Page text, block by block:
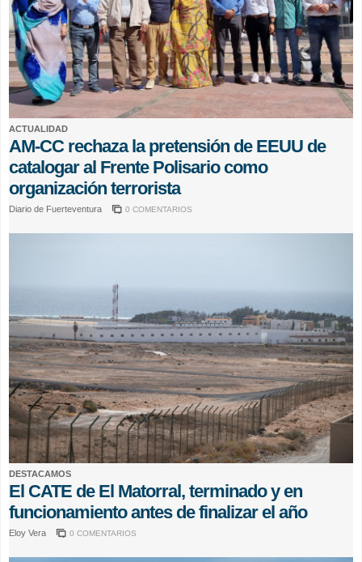
ACTUALIDAD
AM-CC rechaza la pretensión de EEUU de
catalogar al Frente Polisario como
organización terrorista
Diario de Fuerteventura 0 COMENTARIOS
DESTACAMOS
El CATE de El Matorral, terminado y en
funcionamiento antes de finalizar el año
Eloy Vera 0 COMENTARIOS